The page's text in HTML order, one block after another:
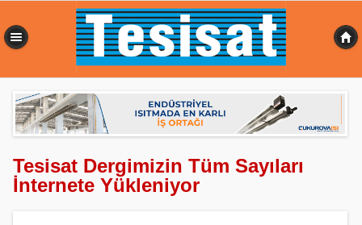
Tesisat Dergimizin Tüm Sayıları
İnternete Yükleniyor
0,352 sn